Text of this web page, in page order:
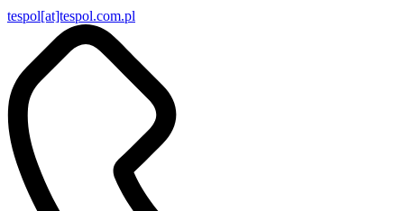
tespol[at]tespol.com.pl